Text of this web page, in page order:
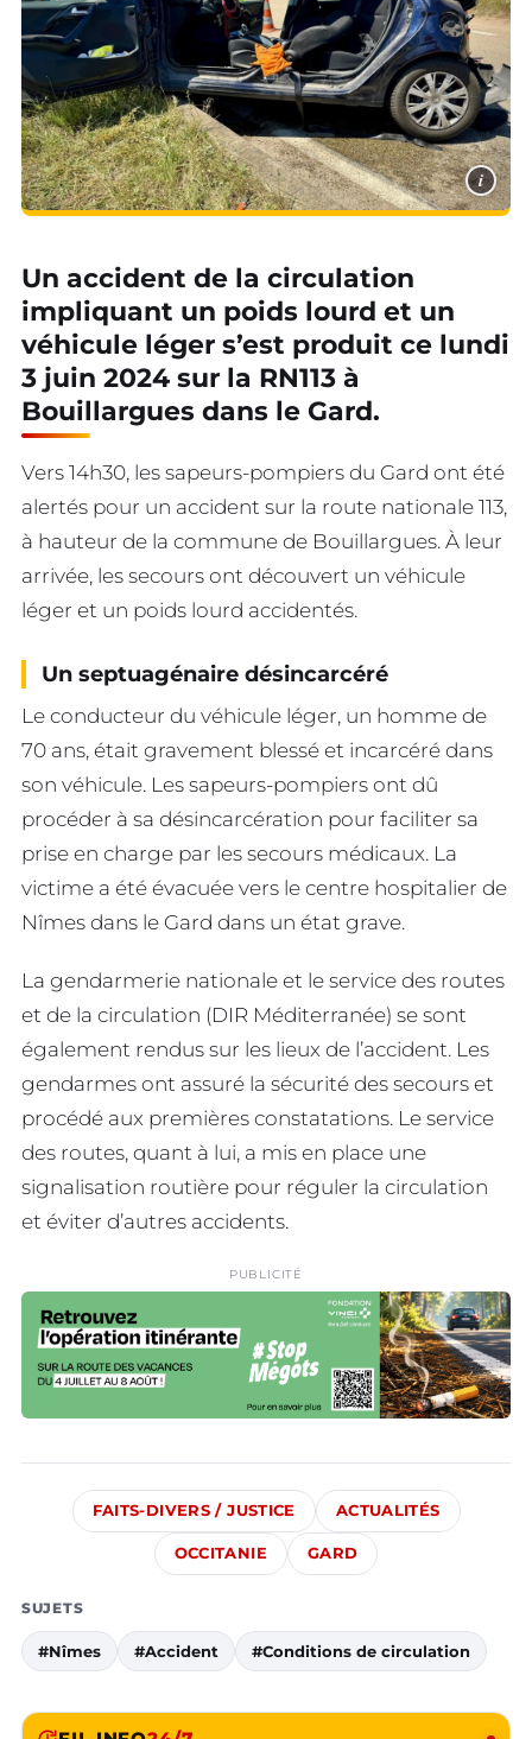
i
Un accident de la circulation
impliquant un poids lourd et un
véhicule léger s’est produit ce lundi
3 juin 2024 sur la RN113 à
Bouillargues dans le Gard.
Vers 14h30, les sapeurs-pompiers du Gard ont été
alertés pour un accident sur la route nationale 113,
à hauteur de la commune de Bouillargues. À leur
arrivée, les secours ont découvert un véhicule
léger et un poids lourd accidentés.
Un septuagénaire désincarcéré
Le conducteur du véhicule léger, un homme de
70 ans, était gravement blessé et incarcéré dans
son véhicule. Les sapeurs-pompiers ont dû
procéder à sa désincarcération pour faciliter sa
prise en charge par les secours médicaux. La
victime a été évacuée vers le centre hospitalier de
Nîmes dans le Gard dans un état grave.
La gendarmerie nationale et le service des routes
et de la circulation (DIR Méditerranée) se sont
également rendus sur les lieux de l’accident. Les
gendarmes ont assuré la sécurité des secours et
procédé aux premières constatations. Le service
des routes, quant à lui, a mis en place une
signalisation routière pour réguler la circulation
et éviter d’autres accidents.
PUBLICITÉ
FAITS-DIVERS / JUSTICE ACTUALITÉS
OCCITANIE GARD
SUJETS
#Nîmes #Accident #Conditions de circulation